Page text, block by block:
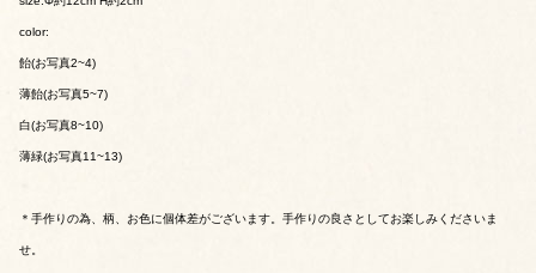
color:
飴(お写真2~4)
薄飴(お写真5~7)
白(お写真8~10)
薄緑(お写真11~13)
＊手作りの為、柄、お色に個体差がございます。手作りの良さとしてお楽しみくださいま
せ。